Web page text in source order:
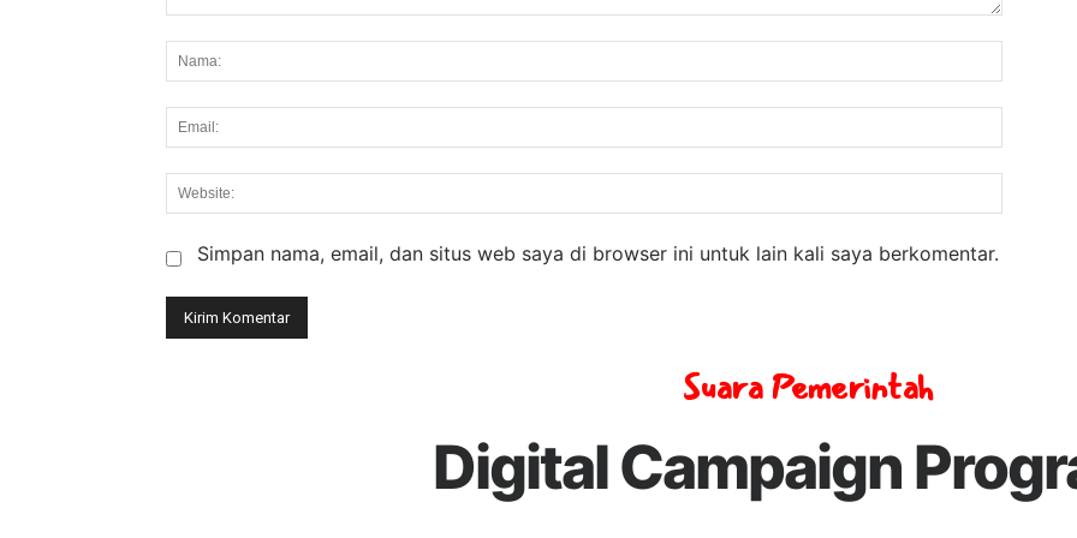
Simpan nama, email, dan situs web saya di browser ini untuk lain kali saya berkomentar.
Suara Pemerintah
Digital Campaign